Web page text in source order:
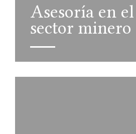
Asesoría en el
sector minero